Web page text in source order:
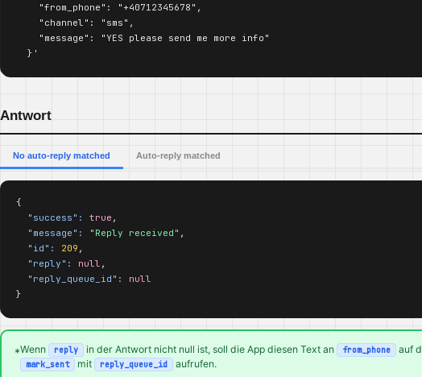
    "from_phone": "+40712345678",
    "channel": "sms",
    "message": "YES please send me more info"
  }'
Antwort
No auto-reply matched Auto-reply matched
{
"success":
true ,
"message":
"Reply received" ,
"id":
209 ,
"reply":
null ,
"reply_queue_id":
null
}
*Wenn reply in der Antwort nicht null ist, soll die App diesen Text an from_phone auf
mark_sent mit reply_queue_id aufrufen.